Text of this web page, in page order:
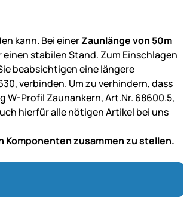
kann. Bei einerZaunlänge von 50m
stabilen Stand. Zum Einschlagen
beabsichtigen eine längere
verbinden. Um zu verhindern, dass
W-Profil Zaunankern, Art.Nr. 68600.5,
hierfür alle nötigen Artikel bei uns
Komponenten zusammen zu stellen.